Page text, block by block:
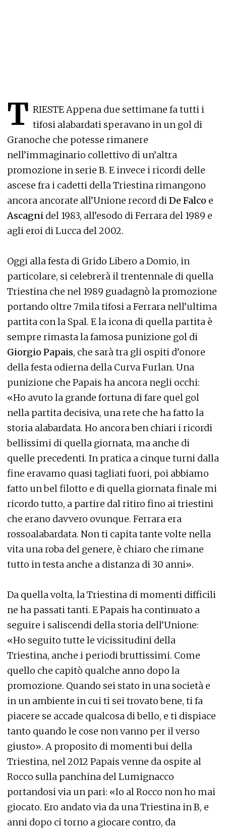
T RIESTE Appena due settimane fa tutti i
tifosi alabardati speravano in un gol di
Granoche che potesse rimanere
nell’immaginario collettivo di un’altra
promozione in serie B. E invece i ricordi delle
ascese fra i cadetti della Triestina rimangono
ancora ancorate all’Unione record diDe Falco e
Ascagni del 1983, all’esodo di Ferrara del 1989 e
agli eroi di Lucca del 2002.
Oggi alla festa di Grido Libero a Domio, in
particolare, si celebrerà il trentennale di quella
Triestina che nel 1989 guadagnò la promozione
portando oltre 7mila tifosi a Ferrara nell’ultima
partita con la Spal. E la icona di quella partita è
sempre rimasta la famosa punizione gol di
Giorgio Papais, che sarà tra gli ospiti d’onore
della festa odierna della Curva Furlan. Una
punizione che Papais ha ancora negli occhi:
«Ho avuto la grande fortuna di fare quel gol
nella partita decisiva, una rete che ha fatto la
storia alabardata. Ho ancora ben chiari i ricordi
bellissimi di quella giornata, ma anche di
quelle precedenti. In pratica a cinque turni dalla
fine eravamo quasi tagliati fuori, poi abbiamo
fatto un bel filotto e di quella giornata finale mi
ricordo tutto, a partire dal ritiro fino ai triestini
che erano davvero ovunque. Ferrara era
rossoalabardata. Non ti capita tante volte nella
vita una roba del genere, è chiaro che rimane
tutto in testa anche a distanza di 30 anni».
Da quella volta, la Triestina di momenti difficili
ne ha passati tanti. E Papais ha continuato a
seguire i saliscendi della storia dell’Unione:
«Ho seguito tutte le vicissitudini della
Triestina, anche i periodi bruttissimi. Come
quello che capitò qualche anno dopo la
promozione. Quando sei stato in una società e
in un ambiente in cui ti sei trovato bene, ti fa
piacere se accade qualcosa di bello, e ti dispiace
tanto quando le cose non vanno per il verso
giusto». A proposito di momenti bui della
Triestina, nel 2012 Papais venne da ospite al
Rocco sulla panchina del Lumignacco
portandosi via un pari: «Io al Rocco non ho mai
giocato. Ero andato via da una Triestina in B, e
anni dopo ci torno a giocare contro, da